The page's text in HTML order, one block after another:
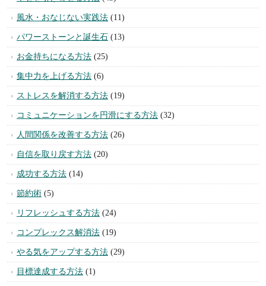
カテゴリー
スピリチュアル(105)
不安を取り除く方法(22)
悪運を断ち切る方法(10)
潜在意識活用法(3)
恋愛の悩みを解決する方法(75)
異性にモテる方法(32)
幸せを引き寄せる方法(43)
風水・おなじない実践法(11)